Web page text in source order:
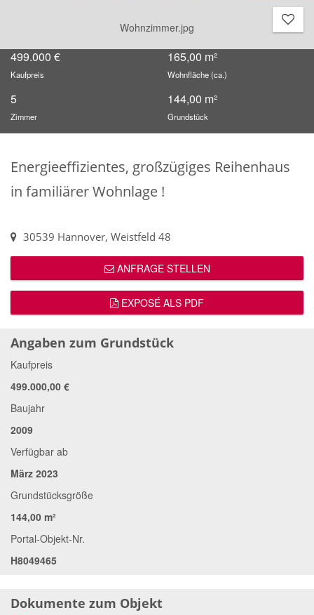
Wohnzimmer.jpg
499.000 €
Kaufpreis
165,00 m²
Wohnfläche (ca.)
5
Zimmer
144,00 m²
Grundstück
Energieeffizientes, großzügiges Reihenhaus
in familiärer Wohnlage !
30539 Hannover, Weistfeld 48
ANFRAGE STELLEN
EXPOSÉ ALS PDF
Angaben zum Grundstück
Kaufpreis
499.000,00 €
Baujahr
2009
Verfügbar ab
März 2023
Grundstücksgröße
144,00 m²
Portal-Objekt-Nr.
H8049465
Dokumente zum Objekt